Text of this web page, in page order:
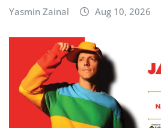
Yasmin Zainal Aug 10, 2026